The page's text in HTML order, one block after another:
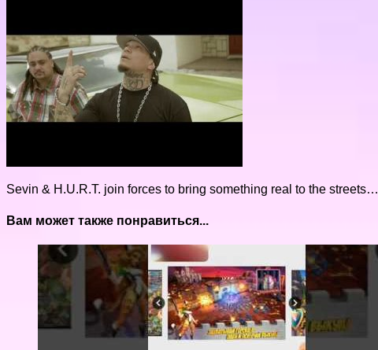
Sevin & H.U.R.T. join forces to bring something real to the streets…
Вам может также понравиться...